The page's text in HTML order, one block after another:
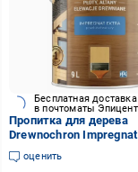
Бесплатная доставка
в почтоматы
Пропитка для дерева
Drewnochron
Махагон (2790713875)
оценить